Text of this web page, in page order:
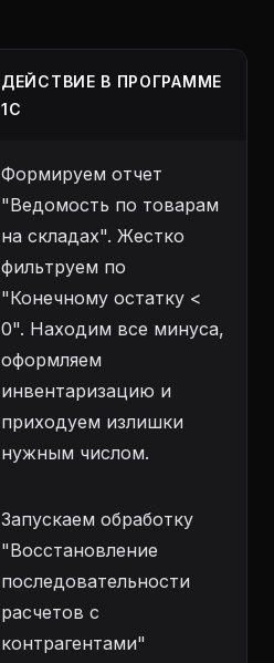
ДЕЙСТВИЕ В ПРОГРАММЕ
1С
Формируем отчет
"Ведомость по товарам
на складах". Жестко
фильтруем по
"Конечному остатку <
0". Находим все минуса,
оформляем
инвентаризацию и
приходуем излишки
нужным числом.
Запускаем обработку
"Восстановление
последовательности
расчетов с
контрагентами"